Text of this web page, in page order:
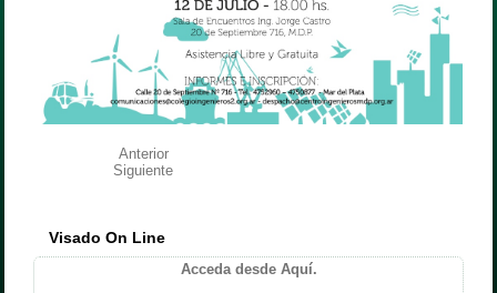
Anterior
Siguiente
Visado On Line
Acceda desde Aquí.